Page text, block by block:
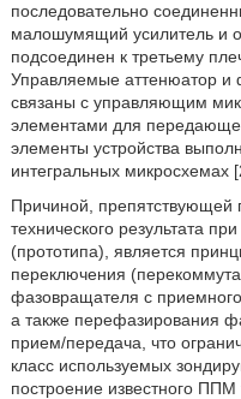
последовательно
малошумящий усилитель и
подсоединен к третьему
Управляемые аттенюатор и
связаны с управляющим
элементами для
элементы устройства
интегральных микросхемах
Причиной, препятствующей
технического результата
(прототипа), является
переключения
фазовращателя с
а также перефазирования
прием/передача, что
класс используемых
построение известного ППМ